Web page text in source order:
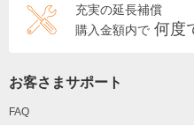
充実の延長補償
購入金額内で 何度
お客さまサポート
FAQ